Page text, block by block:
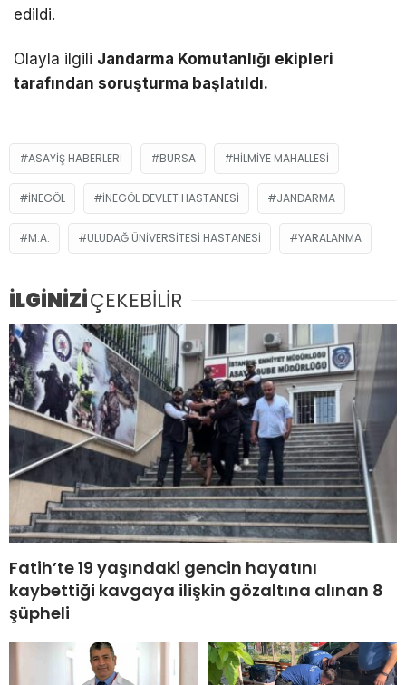
edildi.
Olayla ilgili Jandarma Komutanlığı ekipleri
tarafından soruşturma başlatıldı.
ASAYIŞ HABERLERI BURSA HILMIYE MAHALLESI
İNEGÖL İNEGÖL DEVLET HASTANESI JANDARMA
M.A. ULUDAĞ ÜNIVERSITESI HASTANESI YARALANMA
İLGİNİZİÇEKEBİLİR
Fatih’te 19 yaşındaki gencin hayatını
kaybettiği kavgaya ilişkin gözaltına alınan 8
şüpheli